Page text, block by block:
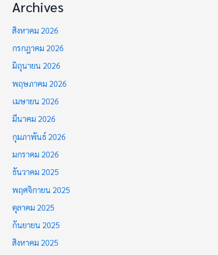
Archives
สิงหาคม 2026
กรกฎาคม 2026
มิถุนายน 2026
พฤษภาคม 2026
เมษายน 2026
มีนาคม 2026
กุมภาพันธ์ 2026
มกราคม 2026
ธันวาคม 2025
พฤศจิกายน 2025
ตุลาคม 2025
กันยายน 2025
สิงหาคม 2025